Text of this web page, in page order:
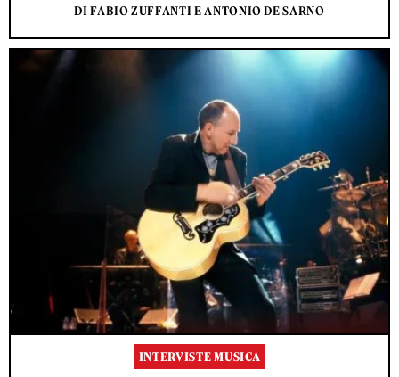
DI FABIO ZUFFANTI E ANTONIO DE SARNO
INTERVISTE MUSICA